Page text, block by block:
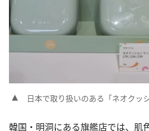
日本で取り扱いのある「ネオクッ
韓国・明洞にある旗艦店では、肌